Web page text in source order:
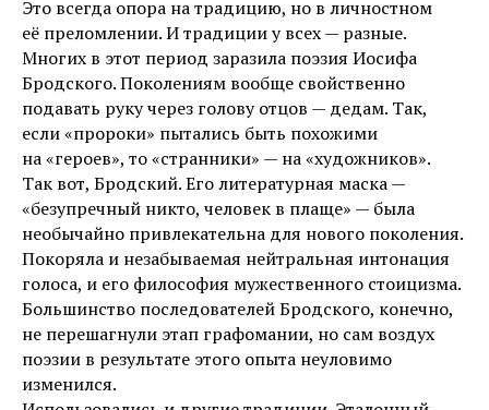
Это всегда опора на традицию, но в личностном
её преломлении. И традиции у всех — разные.
Многих в этот период заразила поэзия Иосифа
Бродского. Поколениям вообще свойственно
подавать руку через голову отцов — дедам. Так,
если «пророки» пытались быть похожими
на «героев», то «странники» — на «художников».
Так вот, Бродский. Его литературная маска —
«безупречный никто, человек в плаще» — была
необычайно привлекательна для нового поколения.
Покоряла и незабываемая нейтральная интонация
голоса, и его философия мужественного стоицизма.
Большинство последователей Бродского, конечно,
не перешагнули этап графомании, но сам воздух
поэзии в результате этого опыта неуловимо
изменился.